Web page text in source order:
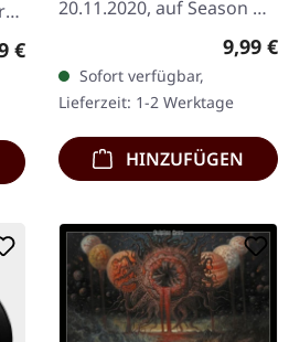
Preis:
€
20.11.2020, auf Season Of
DigiPak mit 12-seitigem
Booklet. Brooklyns
TOMBS liefern mit
"Under…
9,99 €
Sofort verfügbar,
Lieferzeit: 1-2 Werktage
HINZUFÜGEN